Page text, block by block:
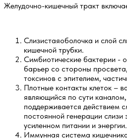
Желудочно-кишечный тракт
Слизистаяоболочка и слой
кишечной трубки.
Симбиотические бактерии -
барьер со стороны
токсинов с эпителием,
Плотные контакты клеток –
являющийся по сути
поддерживается действием
постоянной генерации слизи
усиленном питании и энергии.
Иммунная система